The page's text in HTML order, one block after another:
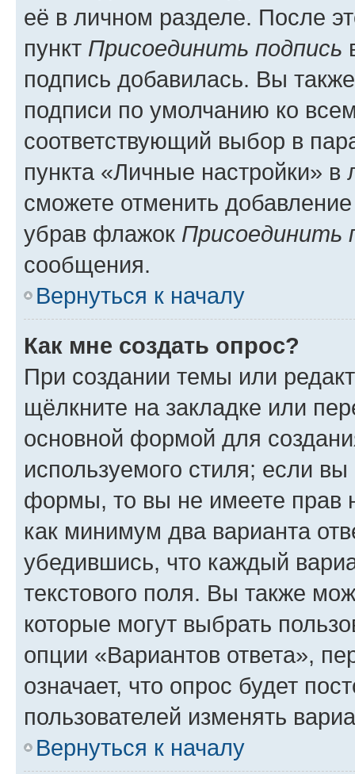
её в личном разделе. После
пункт Присоединить подпись
подпись добавилась. Вы
подписи по умолчанию ко
соответствующий выбор в
пункта «Личные настройки»
сможете отменить
убрав флажок Присоединить
сообщения.
Вернуться к началу
Как мне создать опрос?
При создании темы или
щёлкните на закладке или
основной формой для
используемого стиля; если
формы, то вы не имеете прав
как минимум два варианта
убедившись, что каждый
текстового поля. Вы также
которые могут выбрать
опции «Вариантов ответа»,
означает, что опрос будет
пользователей изменять
Вернуться к началу